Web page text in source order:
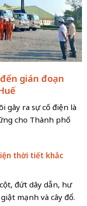
gián đoạn
gây ra sự cố điện là
cho Thành phố
thời tiết khắc
đứt dây dẫn, hư
mạnh và cây đổ.